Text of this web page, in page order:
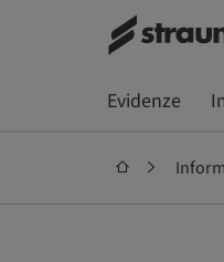
Evidenze